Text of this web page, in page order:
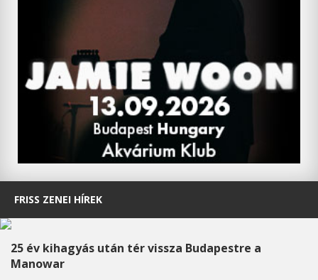
FRISS ZENEI HÍREK
25 év kihagyás után tér vissza Budapestre a
Manowar